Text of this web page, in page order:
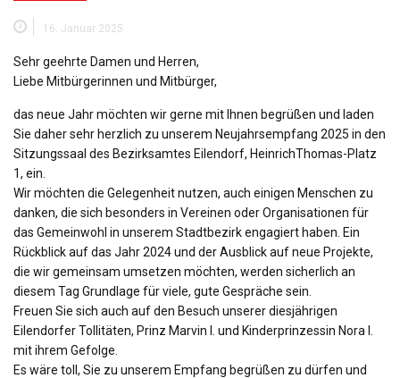
16. Januar 2025
Sehr geehrte Damen und Herren,
Liebe Mitbürgerinnen und Mitbürger,
das neue Jahr möchten wir gerne mit Ihnen begrüßen und laden
Sie daher sehr herzlich zu unserem Neujahrsempfang 2025 in den
Sitzungssaal des Bezirksamtes Eilendorf, HeinrichThomas-Platz
1, ein.
Wir möchten die Gelegenheit nutzen, auch einigen Menschen zu
danken, die sich besonders in Vereinen oder Organisationen für
das Gemeinwohl in unserem Stadtbezirk engagiert haben. Ein
Rückblick auf das Jahr 2024 und der Ausblick auf neue Projekte,
die wir gemeinsam umsetzen möchten, werden sicherlich an
diesem Tag Grundlage für viele, gute Gespräche sein.
Freuen Sie sich auch auf den Besuch unserer diesjährigen
Eilendorfer Tollitäten, Prinz Marvin I. und Kinderprinzessin Nora I.
mit ihrem Gefolge.
Es wäre toll, Sie zu unserem Empfang begrüßen zu dürfen und